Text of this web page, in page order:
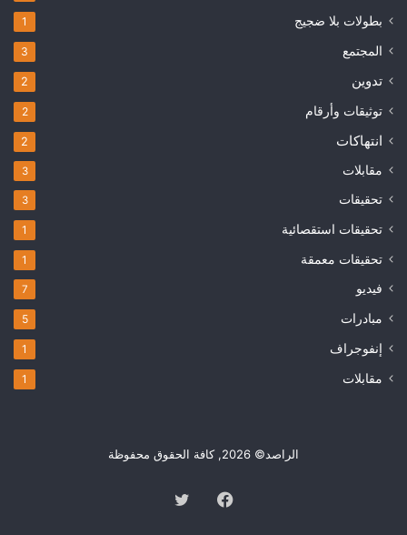
بطولات بلا ضجيج 1
المجتمع 3
تدوين 2
توثيقات وأرقام 2
انتهاكات 2
مقابلات 3
تحقيقات 3
تحقيقات استقصائية 1
تحقيقات معمقة 1
فيديو 7
مبادرات 5
إنفوجراف 1
مقابلات 1
الراصد© 2026, كافة الحقوق محفوظة